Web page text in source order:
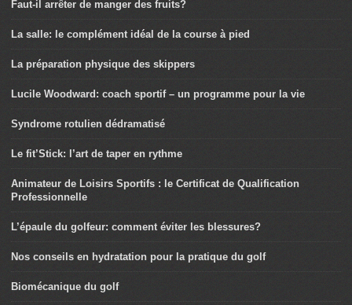
Faut-il arrêter de manger des fruits?
La salle: le complément idéal de la course à pied
La préparation physique des skippers
Lucile Woodward: coach sportif – un programme pour la vie
Syndrome rotulien dédramatisé
Le fit’Stick: l’art de taper en rythme
Animateur de Loisirs Sportifs : le Certificat de Qualification
Professionnelle
L’épaule du golfeur: comment éviter les blessures?
Nos conseils en hydratation pour la pratique du golf
Biomécanique du golf